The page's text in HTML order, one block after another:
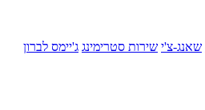
שאנג-צ'י שירות סטרימינג ג'יימס לברון